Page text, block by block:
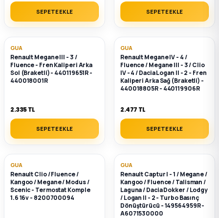
Parça
Parça
SEPETE EKLE SEPETE EKLE
GUA
Renault Megane III - 3 /
Fluence - Fren Kaliperi Arka
Sol (Braketli) - 440119651R -
440018001R
2.335 TL
SEPETE EKLE
GUA
Renault Megane IV - 4 /
Fluence / Megane III - 3 / Clio
IV - 4 / Dacia Logan II - 2 - Fren
Kaliperi Arka Sağ (Braketli) -
440018805R - 440119906R
2.477 TL
SEPETE EKLE
GUA
Renault Clio / Fluence /
Kangoo / Megane / Modus /
Scenic - Termostat Komple
1.6 16v - 8200700094
GUA
Renault Captur I - 1 / Megane /
Kangoo / Fluence / Talisman /
Laguna / Dacia Dokker / Lodgy
/ Logan II - 2 - Turbo Basınç
Dönüştürücü - 149564959R -
A6071530000